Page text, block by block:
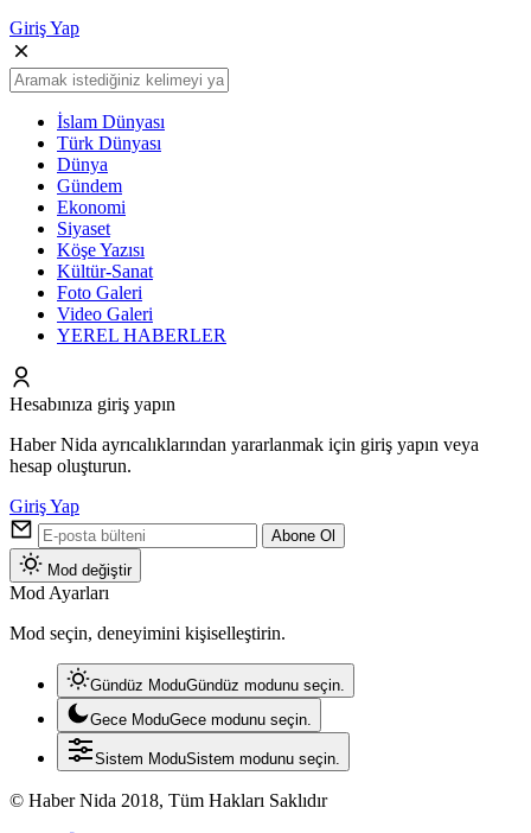
Giriş Yap
İslam Dünyası
Türk Dünyası
Dünya
Gündem
Ekonomi
Siyaset
Köşe Yazısı
Kültür-Sanat
Foto Galeri
Video Galeri
YEREL HABERLER
Hesabınıza giriş yapın
Haber Nida ayrıcalıklarından yararlanmak için giriş yapın veya
hesap oluşturun.
Giriş Yap
Abone Ol
Mod değiştir
Mod Ayarları
Mod seçin, deneyimini kişiselleştirin.
Gündüz ModuGündüz modunu seçin.
Gece ModuGece modunu seçin.
Sistem ModuSistem modunu seçin.
© Haber Nida 2018, Tüm Hakları Saklıdır